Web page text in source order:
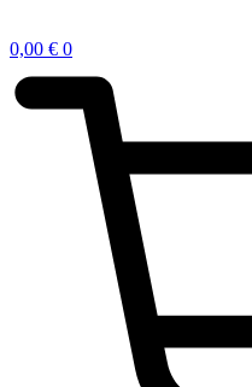
0,00 € 0